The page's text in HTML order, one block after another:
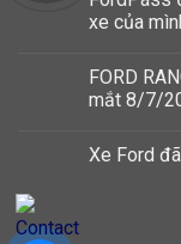
xe của
FORD
mắt 8/7/
Xe Ford